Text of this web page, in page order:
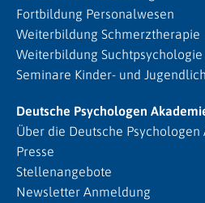
Fortbildung Personalwesen
Weiterbildung Schmerztherapie
Weiterbildung Suchtpsychologie
Seminare Kinder- und
Deutsche Psychologen
Über die Deutsche Psychologen
Presse
Stellenangebote
Newsletter Anmeldung